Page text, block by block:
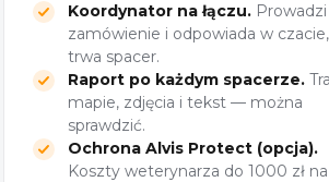
Koordynator na łączu. Prowadzi
zamówienie i odpowiada w
trwa spacer.
Raport po każdym spacerze.
mapie, zdjęcia i tekst — można
sprawdzić.
Ochrona Alvis Protect (opcja).
Koszty weterynarza do 1000 zł na